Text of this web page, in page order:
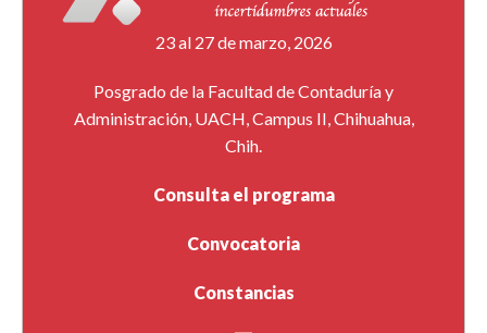
23 al 27 de marzo, 2026
Posgrado de la Facultad de Contaduría y
Administración, UACH, Campus II, Chihuahua,
Chih.
Consulta el programa
Convocatoria
Constancias